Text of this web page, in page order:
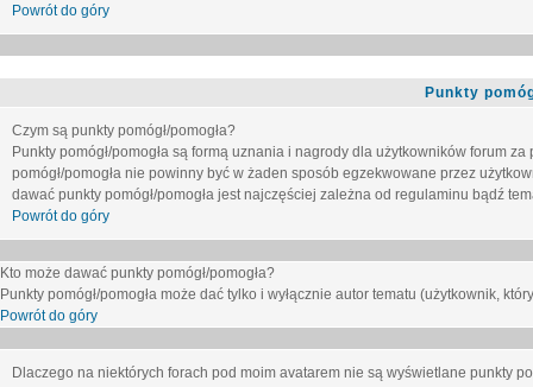
Powrót do góry
Punkty
Czym są punkty pomógł/pomogła?
Punkty pomógł/pomogła są formą uznania i nagrody dla użytkowników forum
pomógł/pomogła nie powinny być w żaden sposób egzekwowane przez
dawać punkty pomógł/pomogła jest najczęściej zależna od regulaminu bądź
Powrót do góry
Kto może dawać punkty pomógł/pomogła?
Punkty pomógł/pomogła może dać tylko i wyłącznie autor tematu (użytkownik,
Powrót do góry
Dlaczego na niektórych forach pod moim avatarem nie są wyświetlane punkty